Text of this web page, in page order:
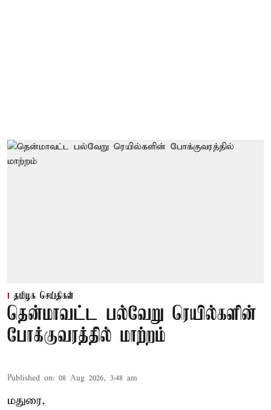
தமிழக செய்திகள்
தென்மாவட்ட பல்வேறு ரெயில்களின்
போக்குவரத்தில் மாற்றம்
Published on: 08 Aug 2026, 3:48 am
மதுரை,